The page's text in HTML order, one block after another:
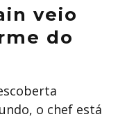
veio
do
o chef está